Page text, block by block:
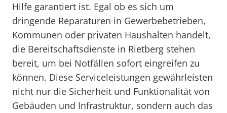
Hilfe garantiert ist. Egal ob es sich um
dringende Reparaturen in Gewerbebetrieben,
Kommunen oder privaten Haushalten handelt,
die Bereitschaftsdienste in Rietberg stehen
bereit, um bei Notfällen sofort eingreifen zu
können. Diese Serviceleistungen gewährleisten
nicht nur die Sicherheit und Funktionalität von
Gebäuden und Infrastruktur, sondern auch das